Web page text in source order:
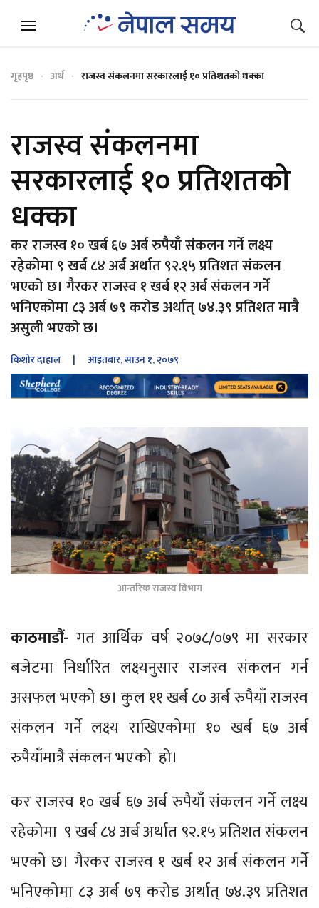
गृहपृष्ठ अर्थ राजस्व संकलनमा सरकारलाई १० प्रतिशतको धक्का
राजस्व संकलनमा
सरकारलाई १० प्रतिशतको
धक्का
कर राजस्व १० खर्ब ६७ अर्ब रुपैयाँ संकलन गर्ने लक्ष्य
रहेकोमा ९ खर्ब ८४ अर्ब अर्थात ९२.१५ प्रतिशत संकलन
भएको छ। गैरकर राजस्व १ खर्ब १२ अर्ब संकलन गर्ने
भनिएकोमा ८३ अर्ब ७९ करोड अर्थात् ७४.३९ प्रतिशत मात्रै
असुली भएको छ।
किशोर दाहाल | आइतबार, साउन १, २०७९
आन्तरिक राजस्व विभाग
काठमाडौं- गत आर्थिक वर्ष २०७८/०७९ मा सरकार
बजेटमा निर्धारित लक्ष्यनुसार राजस्व संकलन गर्न
असफल भएको छ। कुल ११ खर्ब ८० अर्ब रुपैयाँ राजस्व
संकलन गर्ने लक्ष्य राखिएकोमा १० खर्ब ६७ अर्ब
रुपैयाँमात्रै संकलन भएको हो।
कर राजस्व १० खर्ब ६७ अर्ब रुपैयाँ संकलन गर्ने लक्ष्य
रहेकोमा ९ खर्ब ८४ अर्ब अर्थात ९२.१५ प्रतिशत संकलन
भएको छ। गैरकर राजस्व १ खर्ब १२ अर्ब संकलन गर्ने
भनिएकोमा ८३ अर्ब ७९ करोड अर्थात् ७४.३९ प्रतिशत